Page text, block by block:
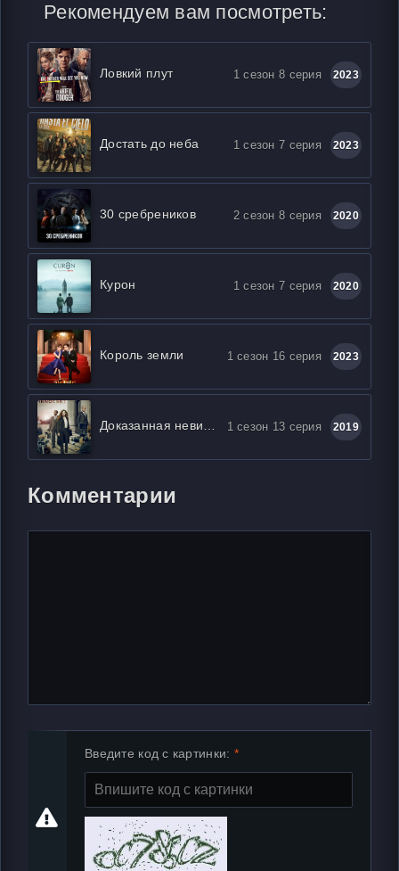
Рекомендуем вам посмотреть:
Ловкий плут 1 сезон 8 серия 2023
Достать до неба 1 сезон 7 серия 2023
30 сребреников 2 сезон 8 серия 2020
Курон 1 сезон 7 серия 2020
Король земли 1 сезон 16 серия 2023
1 сезон 13 серия 2019
Комментарии
Введите код с картинки: